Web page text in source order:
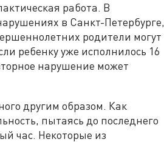
работа. В
в Санкт-Петербурге,
родители могут
ребенку уже исполнилось 16
нарушение может
другим образом. Как
пытаясь до последнего
час. Некоторые из